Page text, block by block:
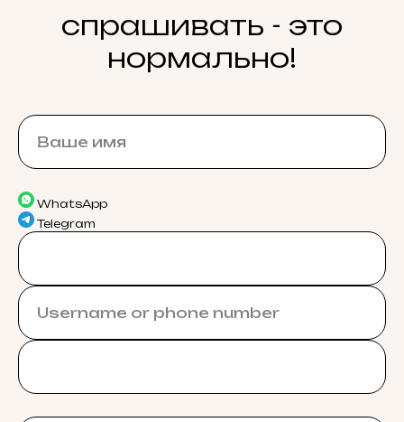
спрашивать - это
нормально!
WhatsApp
Telegram